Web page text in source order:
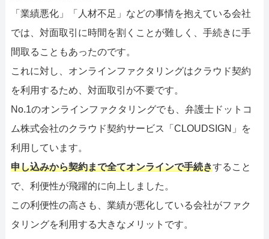
「業績悪化」「人材不足」などの事情を抱えている会社
では、対面取引に時間を割くことが難しく、手続きに手
間取ることもあったのです。
これに対し、オンラインファクタリングはクラウド契約
を利用するため、対面取引が不要です。
No.1のオンラインファクタリングでも、弁護士ドットコ
ム株式会社のクラウド契約サービス「CLOUDSIGN」を
利用しています。
申し込みから契約まで全てオンラインで手続きすること
で、利便性が飛躍的に向上しました。
この利便性の高さも、業績が悪化している会社がファク
タリングを利用する大きなメリットです。